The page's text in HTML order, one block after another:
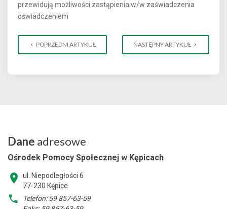
przewidują możliwości zastąpienia w/w zaświadczenia
oświadczeniem
POPRZEDNI ARTYKUŁ NASTĘPNY ARTYKUŁ
Dane adresowe
Ośrodek Pomocy Społecznej w Kępicach
ul. Niepodległości 6
77-230 Kępice
Telefon: 59 857-63-59